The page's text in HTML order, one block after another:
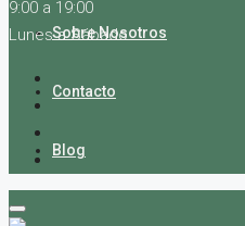
Sobre Nosotros
Contacto
Blog
9:00 a 19:00
Lunes a Sábado